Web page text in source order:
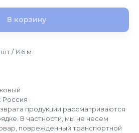
В корзину
/ 146 м
Россия
продукции рассматриваются
В частности, мы не несем
поврежденный транспортной